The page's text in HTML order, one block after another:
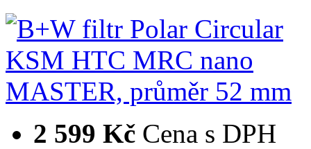
2 599 Kč Cena s DPH